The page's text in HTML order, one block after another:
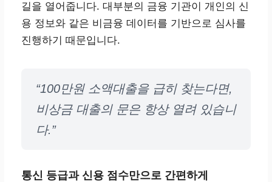
길을 열어줍니다. 대부분의 금융 기관이 개인의 신
용 정보와 같은 비금융 데이터를 기반으로 심사를
진행하기 때문입니다.
“100만원 소액대출을 급히 찾는다면,
비상금 대출의 문은 항상 열려 있습니
다.”
통신 등급과 신용 점수만으로 간편하게